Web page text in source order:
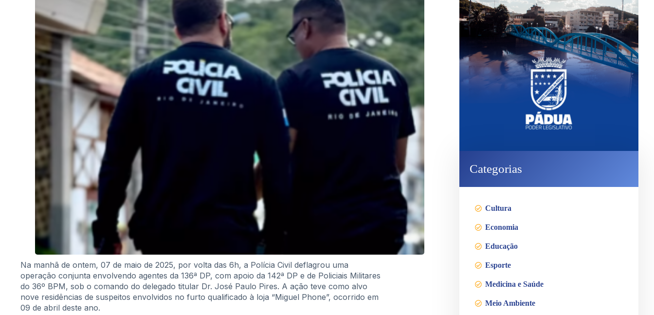
Na manhã de ontem, 07 de maio de 2025, por volta das 6h, a Polícia Civil deflagrou uma
operação conjunta envolvendo agentes da 136ª DP, com apoio da 142ª DP e de Policiais Militares
do 36º BPM, sob o comando do delegado titular Dr. José Paulo Pires. A ação teve como alvo
nove residências de suspeitos envolvidos no furto qualificado à loja “Miguel Phone”, ocorrido em
09 de abril deste ano.
Categorias
Cultura
Economia
Educação
Esporte
Medicina e Saúde
Meio Ambiente